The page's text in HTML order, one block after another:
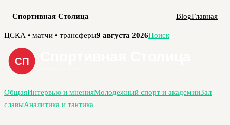
Спортивная Столица BlogГлавная
Перейти
содержимому
ЦСКА • матчи • трансферы9 августа 2026Поиск
ОбщаяИнтервью и мненияМолодежный спорт и академииЗал
славыАналитика и тактика